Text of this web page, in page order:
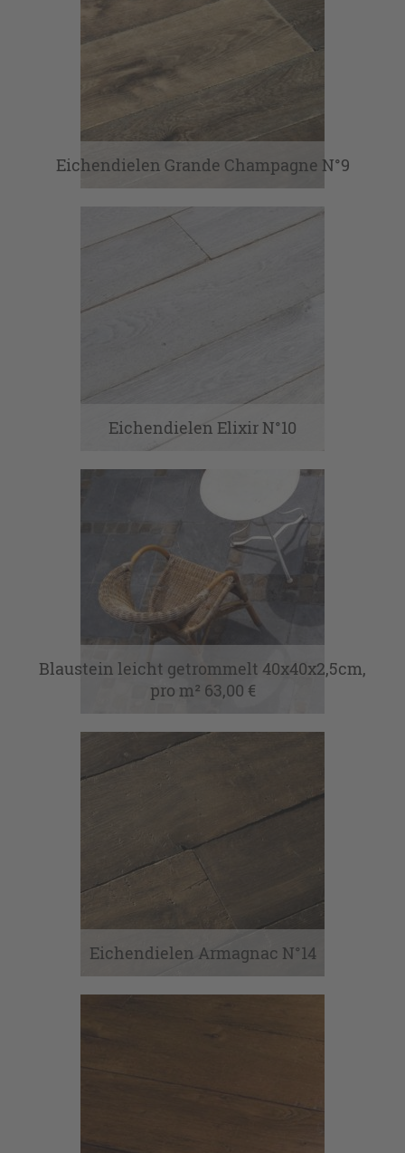
Eichendielen Grande Champagne N°9
Eichendielen Elixir N°10
Blaustein leicht getrommelt 40x40x2,5cm,
pro m² 63,00 €
Eichendielen Armagnac N°14